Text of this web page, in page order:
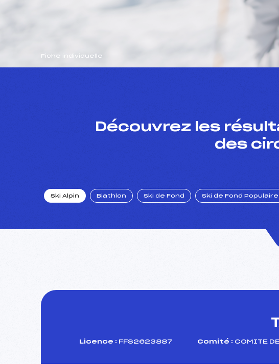
Fiche individuelle
Découvrez les
des
Ski Alpin Biathlon Ski de Fond Ski de Fond Populaire
Licence : FFS2623887 Comité : COMITE